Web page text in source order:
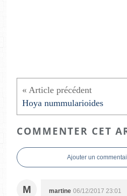
Hoya nummularioides
COMMENTER CET
Ajouter un
M martine 06/12/2017 23:01